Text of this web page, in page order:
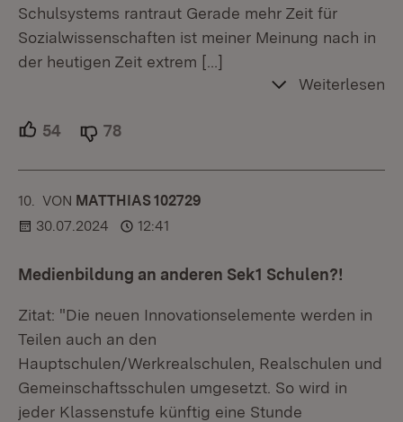
Schulsystems rantraut Gerade mehr Zeit für
Sozialwissenschaften ist meiner Meinung nach in
der heutigen Zeit extrem […]
Weiterlesen
54 Unterstützer.
78
10. KOMMENTAR
VON :MATTHIAS 102729
30.07.2024
12:41
Medienbildung an anderen Sek1 Schulen?!
Zitat: "Die neuen Innovationselemente werden in
Teilen auch an den
Hauptschulen/Werkrealschulen, Realschulen und
Gemeinschaftsschulen umgesetzt. So wird in
jeder Klassenstufe künftig eine Stunde